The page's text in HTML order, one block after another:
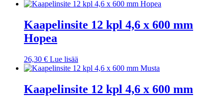
Kaapelinsite 12 kpl 4,6 x 600 mm
Hopea
26,30 € Lue lisää
Kaapelinsite 12 kpl 4,6 x 600 mm